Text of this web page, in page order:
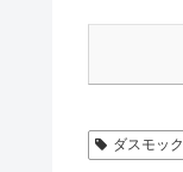
ダスモック